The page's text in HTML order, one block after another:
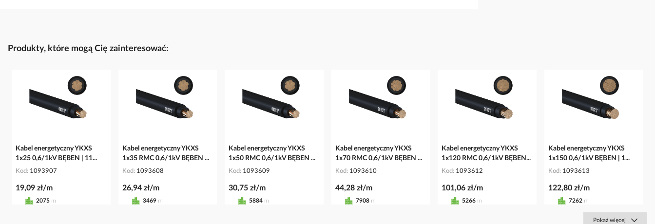
Produkty, które mogą Cię zainteresować:
Kabel energetyczny YKXS
1x25 0,6/1kV BĘBEN | 11...
Kod 1093907
19,09 zł/m
2075 m
Kabel energetyczny YKXS
1x35 RMC 0,6/1kV BĘBEN ...
Kod 1093608
26,94 zł/m
3469 m
Kabel energetyczny YKXS
1x50 RMC 0,6/1kV BĘBEN ...
Kod 1093609
30,75 zł/m
5884 m
Kabel energetyczny YKXS
1x70 RMC 0,6/1kV BĘBEN ...
Kod 1093610
44,28 zł/m
7908 m
Kabel energetyczny YKXS
1x120 RMC 0,6/1kV BĘBEN...
Kod 1093612
101,06 zł/m
5266 m
Kabel energetyczny YKXS
1x150 0,6/1kV BĘBEN | 1...
Kod 1093613
122,80 zł/m
7262 m
Pokaż więcej